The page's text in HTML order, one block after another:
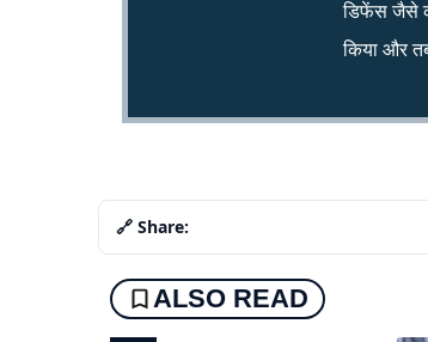
डिफेंस जैसे
किया और
🔗 Share:
ALSO READ